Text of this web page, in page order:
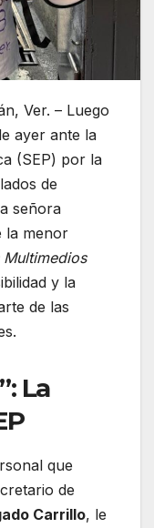
Ver. – Luego
ayer ante la
(SEP) por la
de
señora
la menor
y la
de las
La
que
de
Carrillo, le